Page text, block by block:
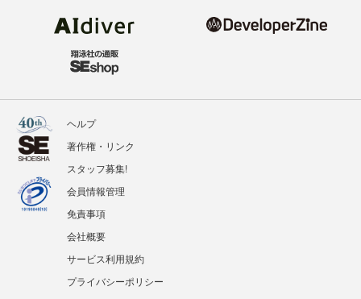
ヘルプ
著作権・リンク
スタッフ募集!
会員情報管理
免責事項
会社概要
サービス利用規約
プライバシーポリシー